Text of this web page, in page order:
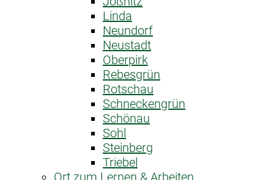
Linda
Neundorf
Neustadt
Oberpirk
Rebesgrün
Rotschau
Schneckengrün
Schönau
Sohl
Steinberg
Triebel
Ort zum Lernen & Arbeiten